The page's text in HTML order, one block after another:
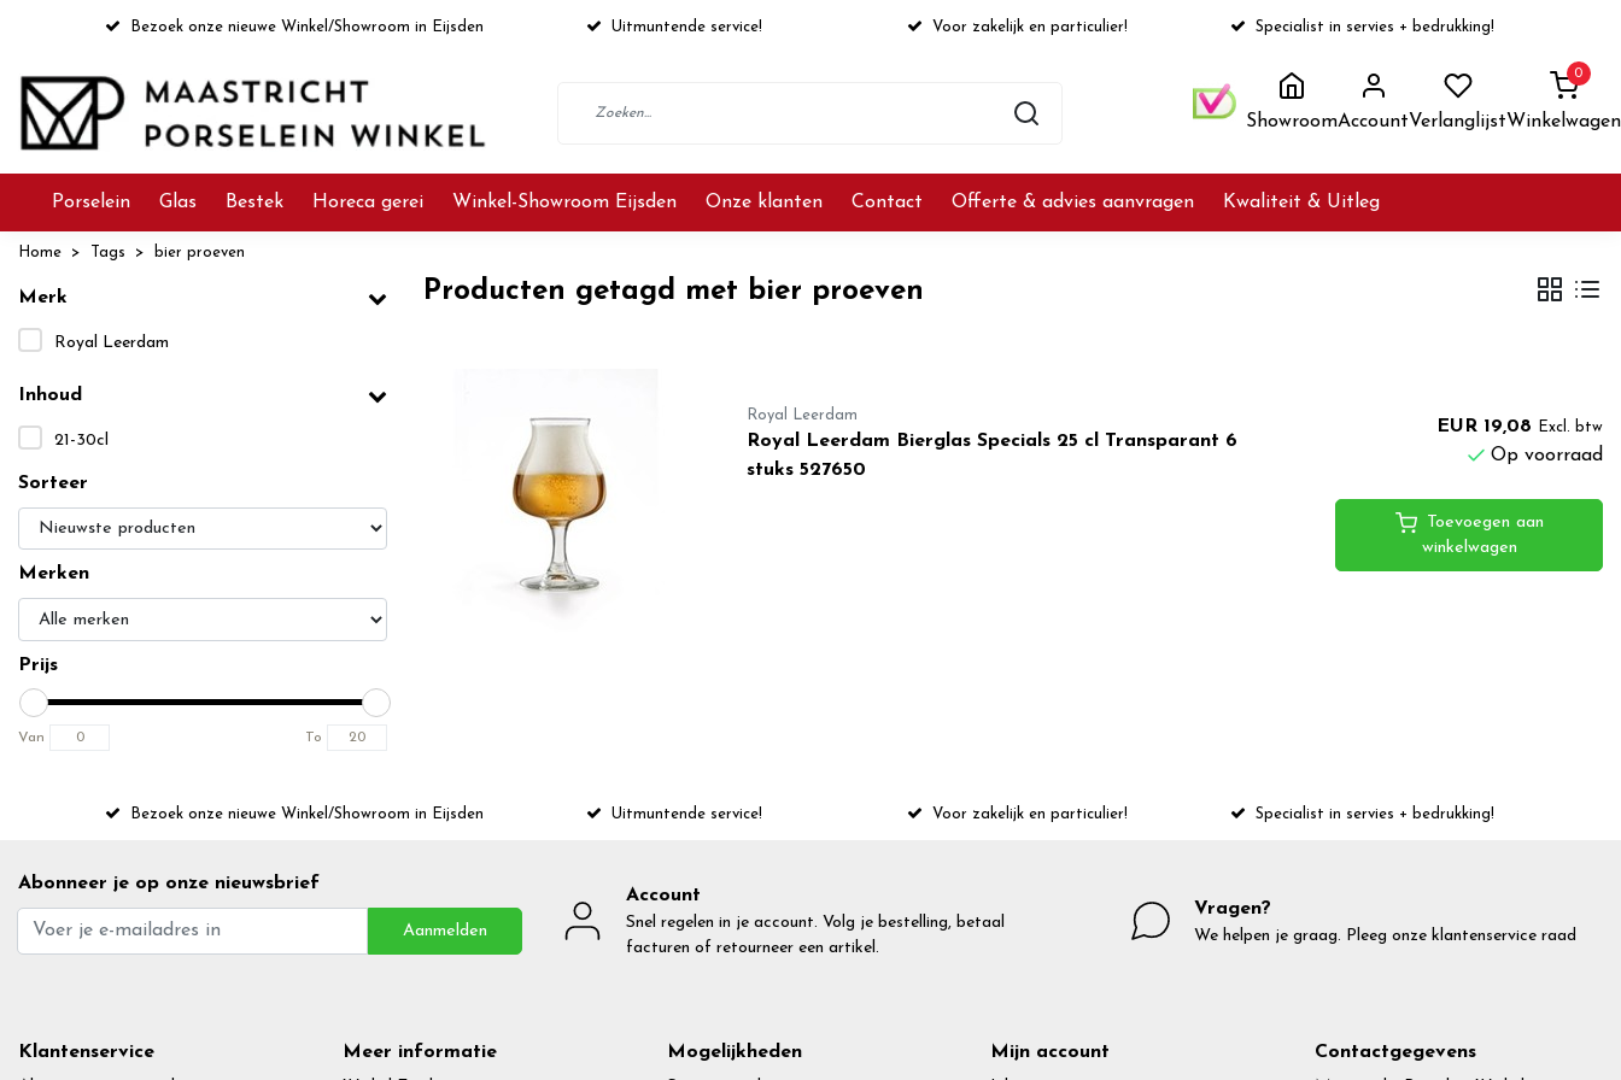
Bezoek onze nieuwe Winkel/Showroom in Eijsden Uitmuntende service! Voor zakelijk en particulier! Specialist in servies + bedrukking!
ShowroomAccountVerlanglijst
0
Winkelwagen
Porselein Glas Bestek Horeca gerei Winkel-Showroom Eijsden Onze klanten Contact Offerte & advies aanvragen Kwaliteit & Uitleg
Home Tags bier proeven
Merk
Royal Leerdam
Inhoud
21-30cl
Sorteer
Merken
Prijs
Van To
Producten getagd met bier proeven
Royal Leerdam
Royal Leerdam Bierglas Specials 25 cl Transparant 6
stuks 527650
EUR 19,08 Excl. btw
Op voorraad
Toevoegen aan
winkelwagen
Bezoek onze nieuwe Winkel/Showroom in Eijsden Uitmuntende service! Voor zakelijk en particulier! Specialist in servies + bedrukking!
Abonneer je op onze nieuwsbrief
Aanmelden
Account
Snel regelen in je account. Volg je bestelling, betaal
facturen of retourneer een artikel.
Vragen?
We helpen je graag. Pleeg onze klantenservice raad
Klantenservice Meer informatie Mogelijkheden Mijn account Contactgegevens